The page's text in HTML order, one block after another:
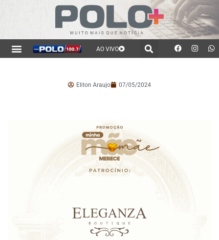
AO VIVO
Eliton Araujo 07/05/2024